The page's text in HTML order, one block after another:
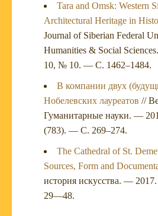
Tara and Omsk: Western
Architectural Heritage in
Journal of Siberian Federal
Humanities & Social
10, № 10. — С. 1462–1484.
В компании двух
Нобелевских лауреатов //
Гуманитарные науки. —
(783). — С. 269–274.
The Cathedral of St.
Sources, Form and
история искусства. —
29—48.